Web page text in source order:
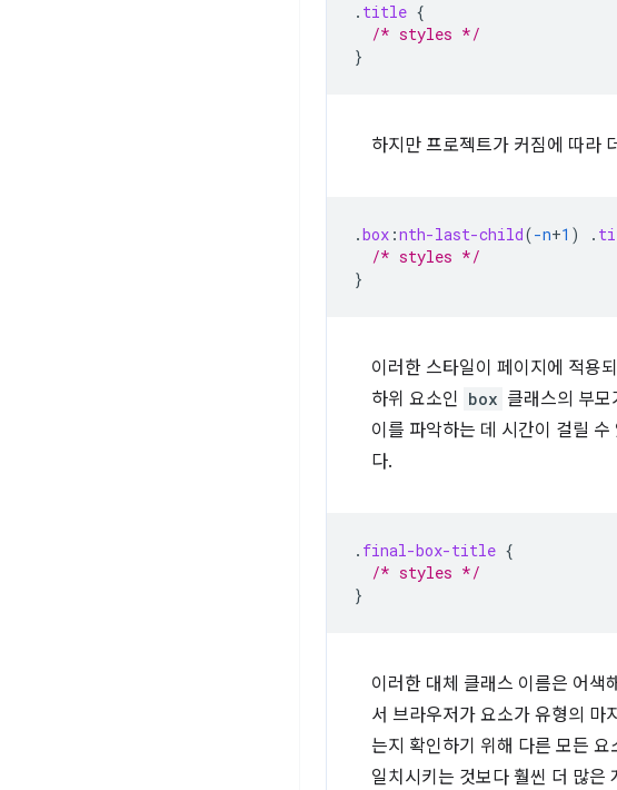
. title {
/* styles */
}
하지만 프로젝트가 커짐에 따라
.box :nth-last-child(-n+1 ) .
/* styles */
}
이러한 스타일이 페이지에 적용
하위 요소인 box 클래스의 부모
이를 파악하는 데 시간이 걸릴
다.
. final-box-title {
/* styles */
}
이러한 대체 클래스 이름은 어색
서 브라우저가 요소가 유형의 마
는지 확인하기 위해 다른 모든
일치시키는 것보다 훨씬 더 많은